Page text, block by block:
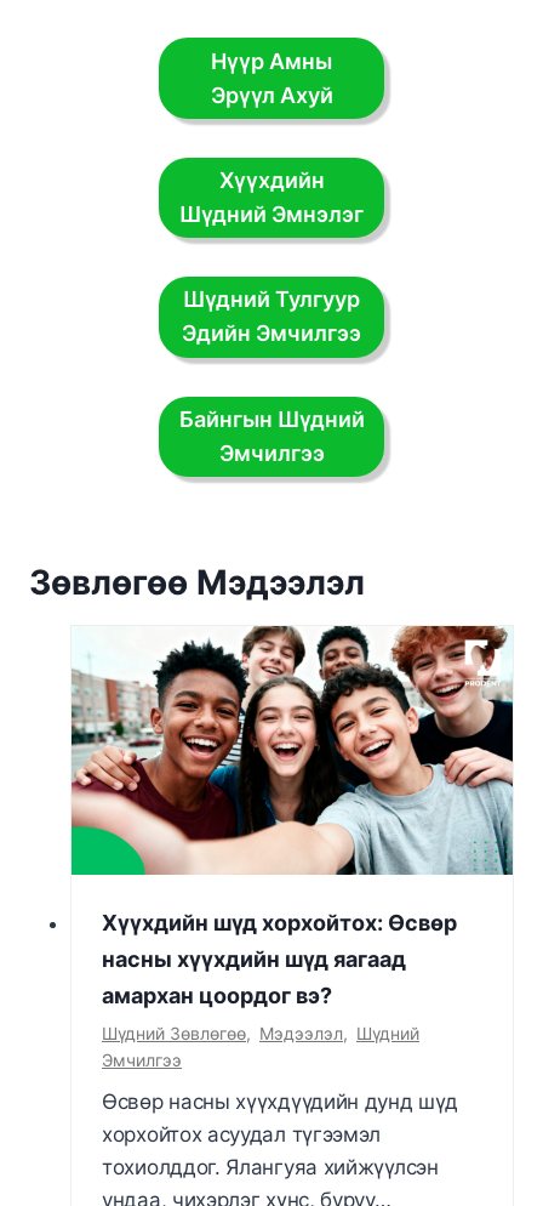
Нүүр Амны
Эрүүл Ахуй
Хүүхдийн
Шүдний Эмнэлэг
Шүдний Тулгуур
Эдийн Эмчилгээ
Байнгын Шүдний
Эмчилгээ
Зөвлөгөө Мэдээлэл
Хүүхдийн шүд хорхойтох: Өсвөр
насны хүүхдийн шүд яагаад
амархан цоордог вэ?
Шүдний Зөвлөгөө, Мэдээлэл, Шүдний
Эмчилгээ
Өсвөр насны хүүхдүүдийн дунд шүд
хорхойтох асуудал түгээмэл
тохиолддог. Ялангуяа хийжүүлсэн
ундаа, чихэрлэг хүнс, буруу…